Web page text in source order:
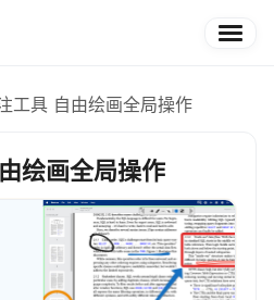
工具 自由绘画全局操作
绘画全局操作